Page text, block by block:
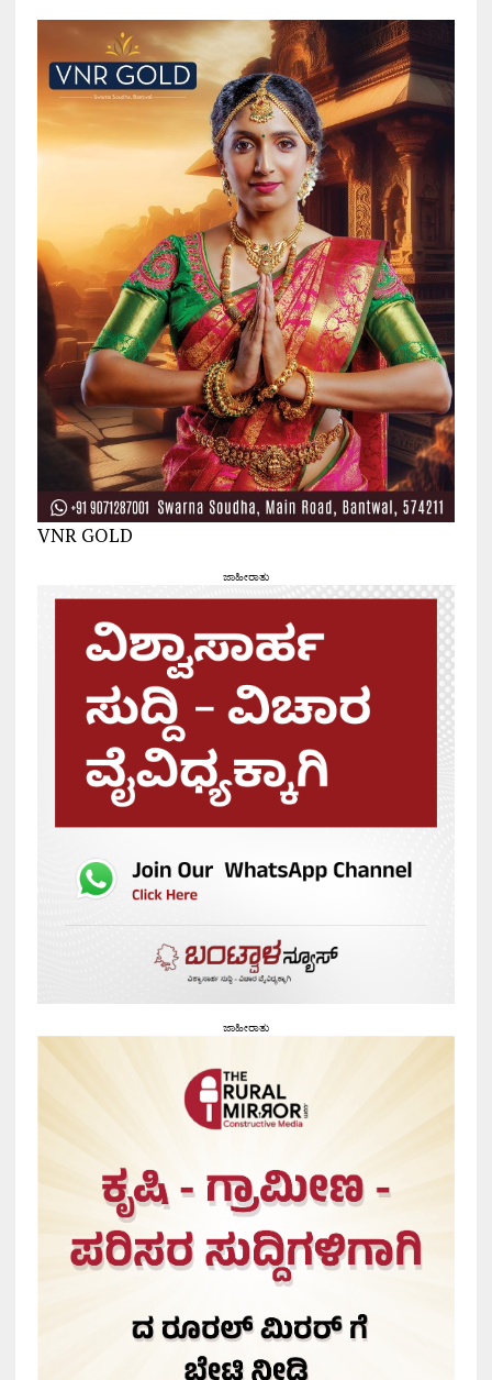
VNR GOLD
ಜಾಹೀರಾತು
ಜಾಹೀರಾತು